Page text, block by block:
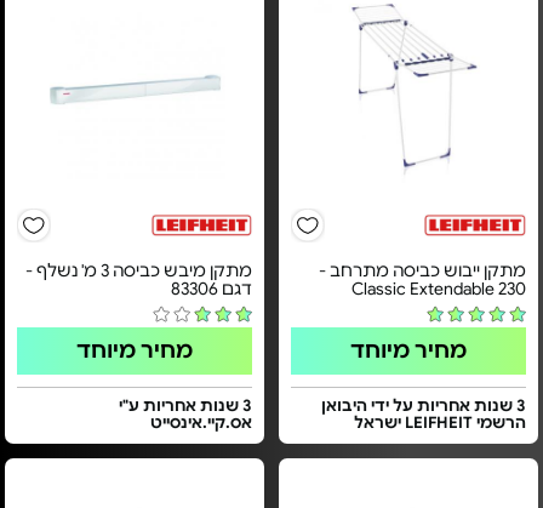
מתקן ייבוש כביסה מתרחב -
Classic Extendable 230
מחיר מיוחד
3 שנות אחריות על ידי היבואן
הרשמי LEIFHEIT ישראל
מתקן מיבש כביסה 3 מ' נשלף -
דגם 83306
מחיר מיוחד
3 שנות אחריות ע"י
אס.קיי.אינסייט